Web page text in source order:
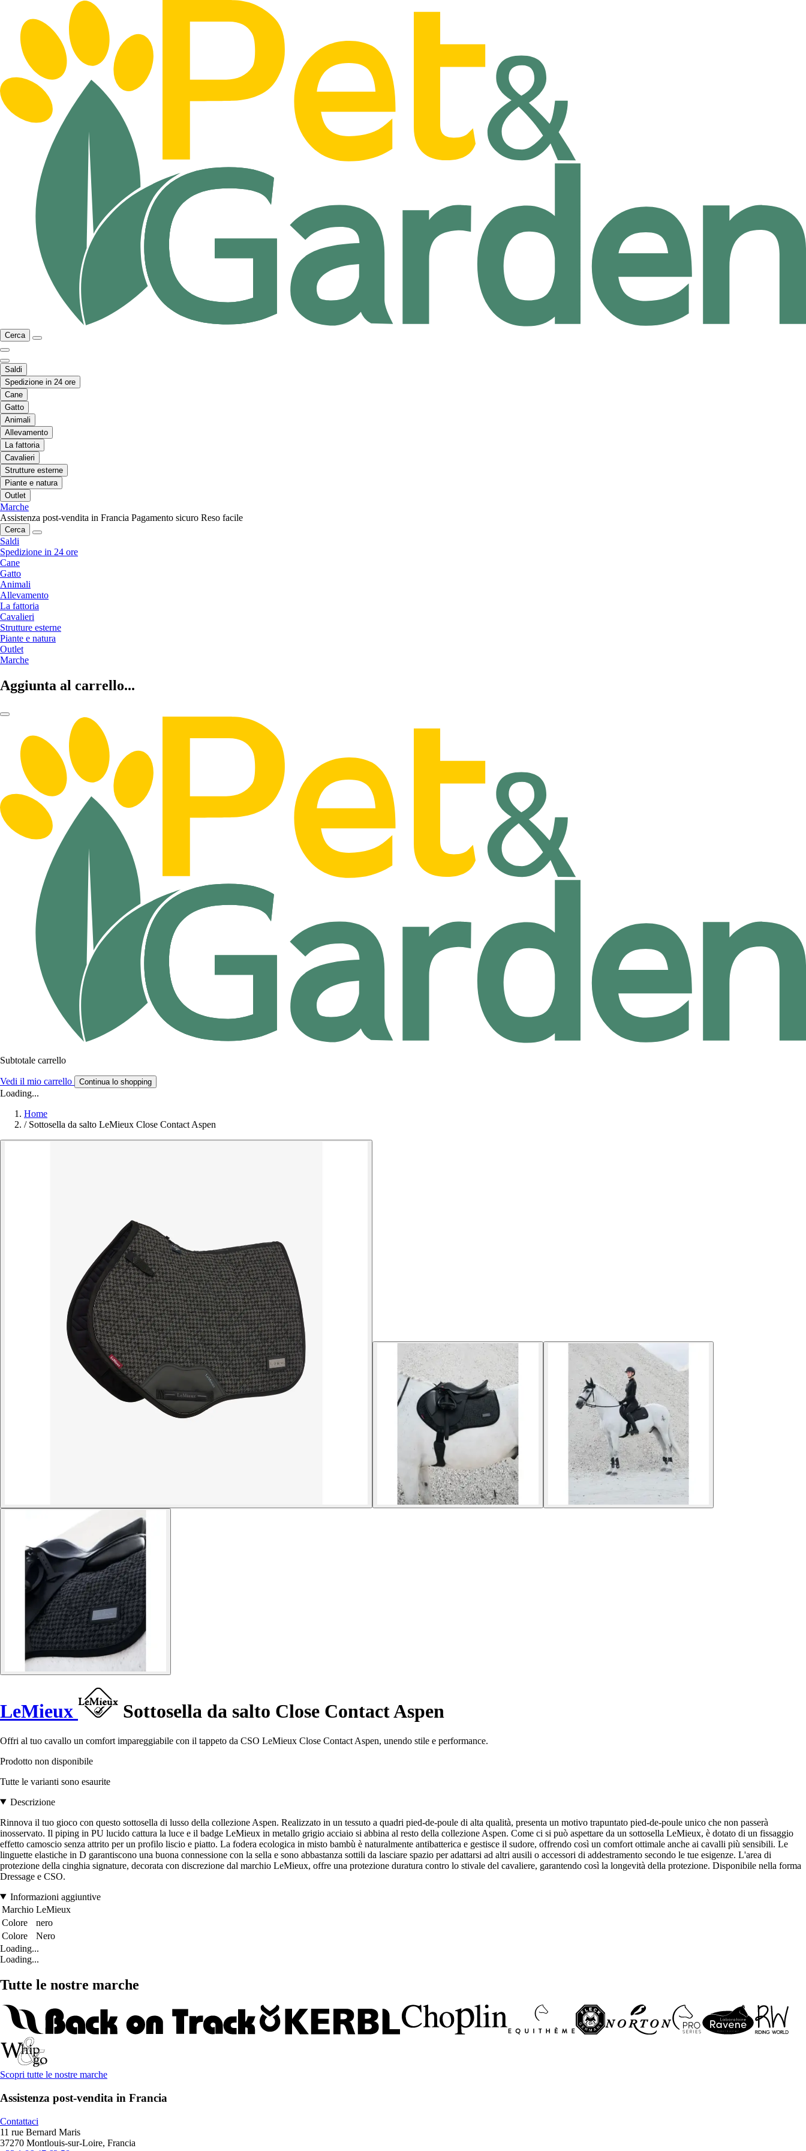
Cerca
Saldi
Spedizione in 24 ore
Cane
Gatto
Animali
Allevamento
La fattoria
Cavalieri
Strutture esterne
Piante e natura
Outlet
Marche
Assistenza post-vendita in Francia Pagamento sicuro Reso facile
Cerca
Saldi
Spedizione in 24 ore
Cane
Gatto
Animali
Allevamento
La fattoria
Cavalieri
Strutture esterne
Piante e natura
Outlet
Marche
Aggiunta al carrello...
Subtotale carrello
Vedi il mio carrello Continua lo shopping
Loading...
Home
/ Sottosella da salto LeMieux Close Contact Aspen
LeMieux Sottosella da salto Close Contact Aspen
Offri al tuo cavallo un comfort impareggiabile con il tappeto da CSO LeMieux Close Contact Aspen, unendo stile e performance.
Prodotto non disponibile
Tutte le varianti sono esaurite
Descrizione
Rinnova il tuo gioco con questo sottosella di lusso della collezione Aspen. Realizzato in un tessuto a quadri pied-de-poule di alta qualità, presenta un motivo trapuntato pied-de-poule unico che non passerà
inosservato. Il piping in PU lucido cattura la luce e il badge LeMieux in metallo grigio acciaio si abbina al resto della collezione Aspen. Come ci si può aspettare da un sottosella LeMieux, è dotato di un fissaggio
effetto camoscio senza attrito per un profilo liscio e piatto. La fodera ecologica in misto bambù è naturalmente antibatterica e gestisce il sudore, offrendo così un comfort ottimale anche ai cavalli più sensibili. Le
linguette elastiche in D garantiscono una buona connessione con la sella e sono abbastanza sottili da lasciare spazio per adattarsi ad altri ausili o accessori di addestramento secondo le tue esigenze. L'area di
protezione della cinghia signature, decorata con discrezione dal marchio LeMieux, offre una protezione duratura contro lo stivale del cavaliere, garantendo così la longevità della protezione. Disponibile nella forma
Dressage e CSO.
Informazioni aggiuntive
Marchio LeMieux
Colore
nero
Colore
Nero
Loading...
Loading...
Tutte le nostre marche
Scopri tutte le nostre marche
Assistenza post-vendita in Francia
Contattaci
11 rue Bernard Maris
37270 Montlouis-sur-Loire, Francia